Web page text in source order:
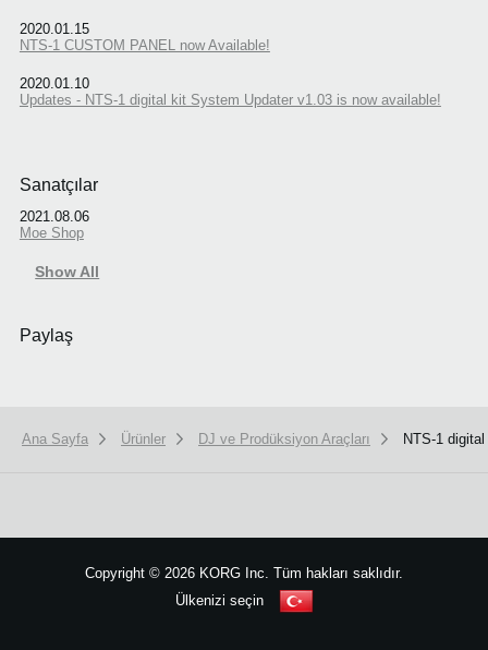
2020.01.15
NTS-1 CUSTOM PANEL now Available!
2020.01.10
Updates - NTS-1 digital kit System Updater v1.03 is now available!
Sanatçılar
2021.08.06
Moe Shop
Show All
Paylaş
Ana Sayfa Ürünler DJ ve Prodüksiyon Araçları NTS-1
Copyright © 2026 KORG Inc. Tüm hakları saklıdır.
Ülkenizi seçin